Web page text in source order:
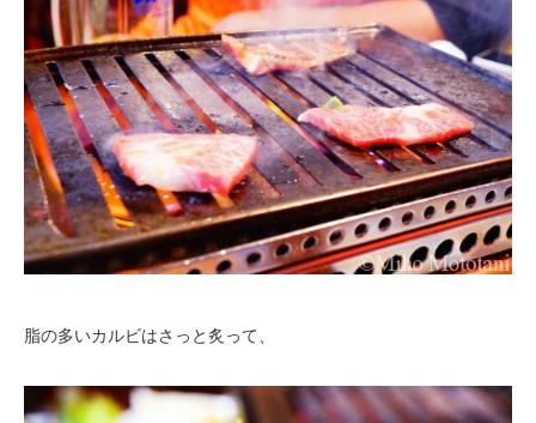
脂の多いカルビはさっと炙って、